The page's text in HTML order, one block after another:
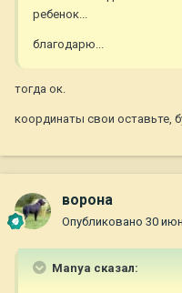
ребенок...
благодарю...
тогда ок.
координаты свои оставьте,
ворона
Опубликовано 30
Manya сказал: